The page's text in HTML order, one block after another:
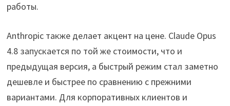
работы.
Anthropic также делает акцент на цене. Claude Opus
4.8 запускается по той же стоимости, что и
предыдущая версия, а быстрый режим стал заметно
дешевле и быстрее по сравнению с прежними
вариантами. Для корпоративных клиентов и